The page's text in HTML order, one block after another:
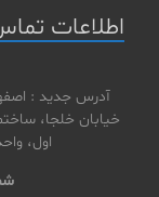
اطلاعات
آدرس جدید :
خیابان خلجا،
اول، واحد 3 تابلوماهان